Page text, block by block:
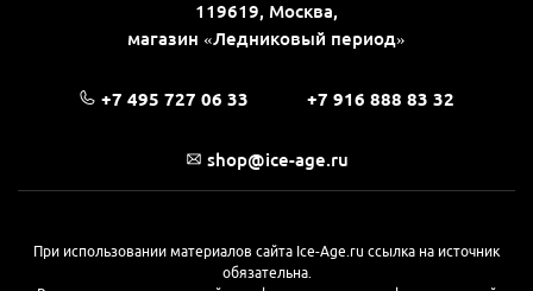
119619, Москва,
магазин «Ледниковый период»
+7 495 727 06 33 +7 916 888 83 32
shop@ice-age.ru
При использовании материалов сайта Ice-Age.ru ссылка на источник
обязательна.